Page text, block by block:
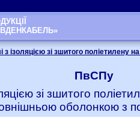
з ізоляцією зі зшитого поліетилену
ПвСПу
зі зшитого
оболонкою з